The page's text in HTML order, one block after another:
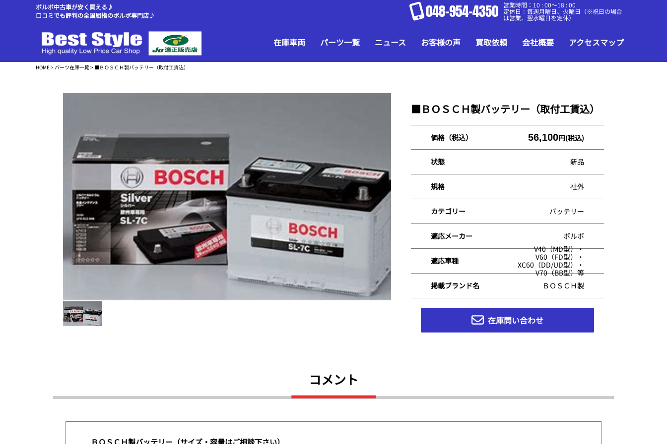
ボルボ中古車が安く買える♪
口コミでも評判の全国屈指のボルボ専門店♪
048-954-4350 営業時間：10 : 00～18 : 00
定休日：毎週月曜日、火曜日（※祝日の場合
は営業、翌水曜日を定休）
在庫車両 パーツ一覧 ニュース お客様の声 買取依頼 会社概要 アクセスマップ
HOME>パーツ在庫一覧> ■ＢＯＳＣＨ製バッテリー（取付工賃込）
■ＢＯＳＣＨ製バッテリー（取付工賃込）
価格（税込） 56,100円(税込)
状態 新品
規格 社外
カテゴリー バッテリー
適応メーカー ボルボ
適応車種
V40（MD型）・
V60（FD型）・
XC60（DD/UD型）・
V70（BB型）等
掲載ブランド名
ＢＯＳＣＨ製
在庫問い合わせ
コメント
ＢＯＳＣＨ製バッテリー（サイズ・容量はご相談下さい）